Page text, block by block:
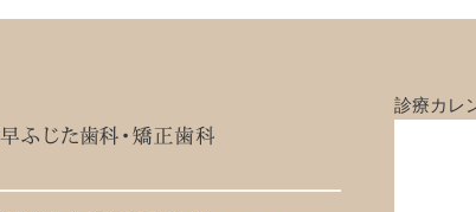
診療カレ